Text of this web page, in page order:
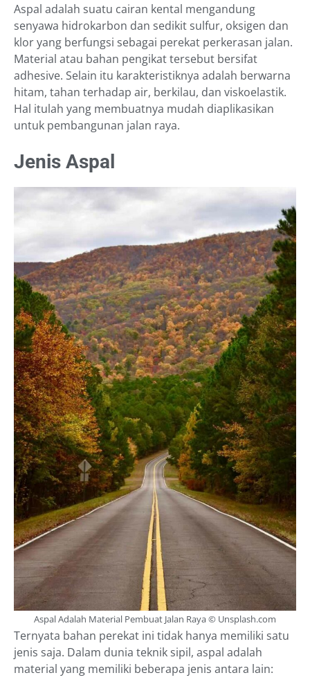
Aspal adalah suatu cairan kental mengandung
senyawa hidrokarbon dan sedikit sulfur, oksigen dan
klor yang berfungsi sebagai perekat perkerasan jalan.
Material atau bahan pengikat tersebut bersifat
adhesive. Selain itu karakteristiknya adalah berwarna
hitam, tahan terhadap air, berkilau, dan viskoelastik.
Hal itulah yang membuatnya mudah diaplikasikan
untuk pembangunan jalan raya.
Jenis Aspal
Aspal Adalah Material Pembuat Jalan Raya © Unsplash.com
Ternyata bahan perekat ini tidak hanya memiliki satu
jenis saja. Dalam dunia teknik sipil, aspal adalah
material yang memiliki beberapa jenis antara lain: